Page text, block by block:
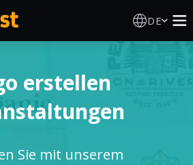
DE
erstellen
Sie mit unserem